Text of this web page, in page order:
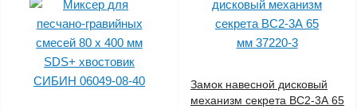
Замок навесной дисковый
механизм секрета ВС2-3А 65